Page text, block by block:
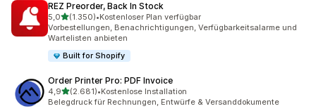
REZ Preorder, Back In Stock
5,0von 5 Sternen
(1.350)
1350 Rezensionen insgesamt
•Kostenloser Plan verfügbar
Vorbestellungen, Benachrichtigungen, Verfügbarkeitsalarme und
Wartelisten anbieten
Built for Shopify
Order Printer Pro: PDF Invoice
4,9von 5 Sternen
(2.681)
2681 Rezensionen insgesamt
•Kostenlose Installation
Belegdruck für Rechnungen, Entwürfe & Versanddokumente